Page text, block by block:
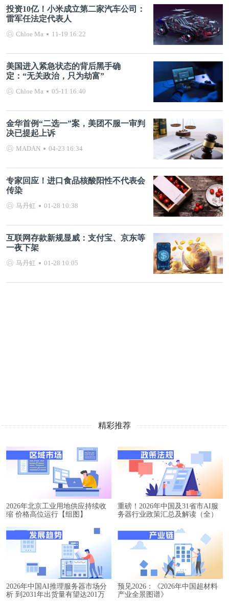
投资10亿！小米成立第二家汽车公司：
雷军任法定代表人
Chloe Ma 11-19 16:22
美国进入紧急状态的背后黑手确
定：“无关政治，只为劫富”
Chloe Ma 05-11 16:40
金华首例“二选一”案，美团不服一审判
决已提起上诉
MADAN 04-23 16:34
专家回应！进口食品核酸阳性不代表会
传染
马丹虹 01-28 10:38
互联网存款新规显威：支付宝、京东等
一夜下架
马丹虹 01-28 10:05
精彩推荐
2026年北京工业用地供应持续收
缩 价格高位运行【组图】
重磅！2026年中国及31省市AI服
务器行业政策汇总及解读（全）
2026年中国AI推理服务器市场分
析 到2031年出货量有望达201万
预见2026：《2026年中国超材料
产业全景图谱》